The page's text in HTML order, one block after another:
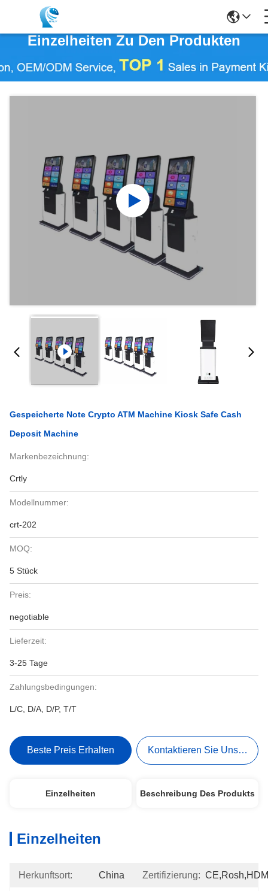
Einzelheiten Zu Den Produkten
Gespeicherte Note Crypto ATM Machine Kiosk Safe Cash
Deposit Machine
Markenbezeichnung:
Crtly
Modellnummer:
crt-202
MOQ:
5 Stück
Preis:
negotiable
Lieferzeit:
3-25 Tage
Zahlungsbedingungen:
L/C, D/A, D/P, T/T
Beste Preis Erhalten Kontaktieren Sie Uns Jetzt
Einzelheiten Beschreibung Des Produkts
Einzelheiten
Herkunftsort: China Zertifizierung: